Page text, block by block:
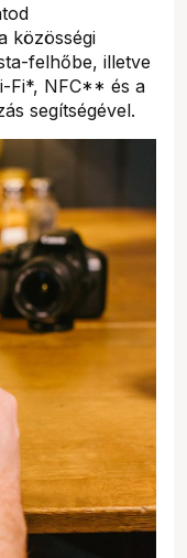
közösségi
felhőbe, illetve
Fi*, NFC** és a
segítségével.